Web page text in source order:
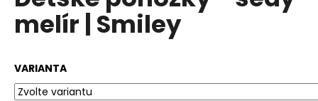
melír | Smiley
VARIANTA
a
j
t
?